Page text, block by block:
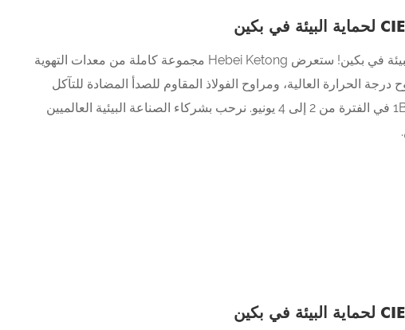
العد التنازلي يومين لمعرض CIEPEC 2026 لحماية البيئة في بكين! ستعرض Hebei Ketong مجموعة كاملة من معدات التهوية
الحرارة العالية، ومراوح الفولاذ المقاوم للصدأ المضادة للتآكل
وحلول مراوح إزالة الغبار في الجناح 1B 315، القاعة 1B في الفترة من 2 إلى 4 يونيو. نرحب بشركاء الصناعة البيئية العالميين